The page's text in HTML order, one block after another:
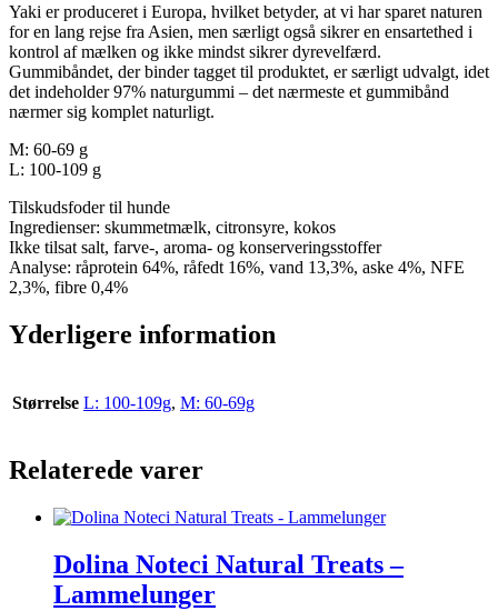
Yaki er produceret i Europa, hvilket betyder, at vi har sparet naturen
for en lang rejse fra Asien, men særligt også sikrer en ensartethed i
kontrol af mælken og ikke mindst sikrer dyrevelfærd.
Gummibåndet, der binder tagget til produktet, er særligt udvalgt, idet
det indeholder 97% naturgummi – det nærmeste et gummibånd
nærmer sig komplet naturligt.
M: 60-69 g
L: 100-109 g
Tilskudsfoder til hunde
Ingredienser: skummetmælk, citronsyre, kokos
Ikke tilsat salt, farve-, aroma- og konserveringsstoffer
Analyse: råprotein 64%, råfedt 16%, vand 13,3%, aske 4%, NFE
2,3%, fibre 0,4%
Yderligere information
Størrelse L: 100-109g, M: 60-69g
Relaterede varer
Dolina Noteci Natural Treats –
Lammelunger